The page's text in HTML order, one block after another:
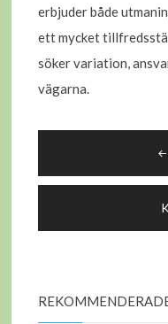
erbjuder både
ett mycket
söker variation,
vägarna.